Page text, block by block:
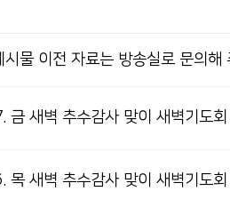
시물 이전 자료는 방송실로 문의해
새벽 추수감사 맞이 새벽기도회
새벽 추수감사 맞이 새벽기도회